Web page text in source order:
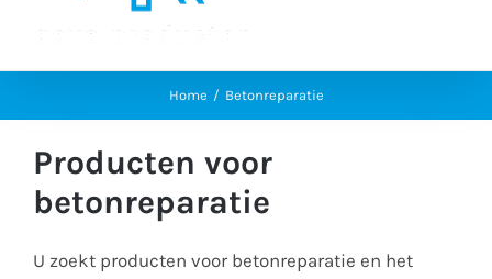
Home Betonreparatie
Producten voor
betonreparatie
U zoekt producten voor betonreparatie en het